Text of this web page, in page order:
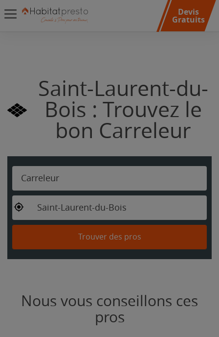
Devis
Gratuits
Saint-Laurent-du-
Bois : Trouvez le
bon Carreleur
Carreleur
Saint-Laurent-du-Bois
Trouver des pros
Nous vous conseillons ces
pros